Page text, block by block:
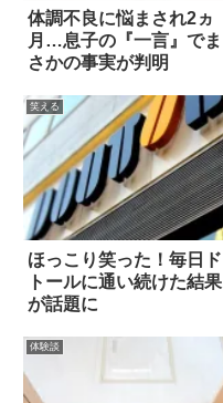
体調不良に悩まされ2ヵ
月…息子の『一言』でま
さかの事実が判明
笑える
ほっこり笑った！毎日ド
トールに通い続けた結果
が話題に
体験談